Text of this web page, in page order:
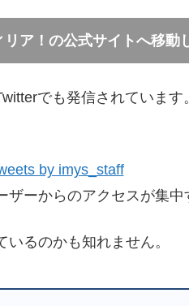
リア！の公式サイトへ移動
でも発信されていま
by imys_staff
ーからのアクセスが集中
るのかも知れません。